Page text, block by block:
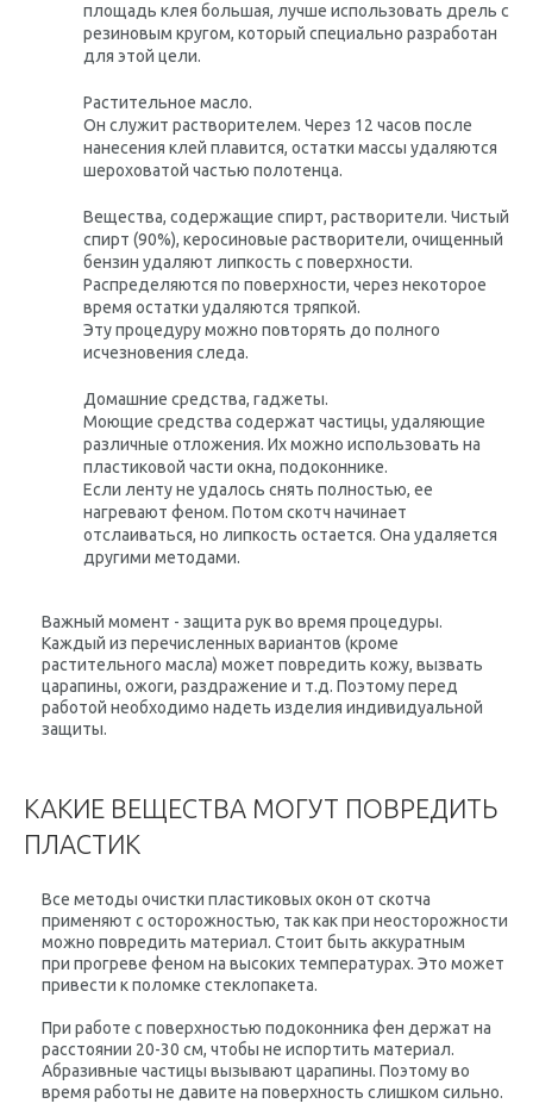
площадь клея большая, лучше использовать дрель с
резиновым кругом, который специально разработан
для этой цели.
Растительное масло.
Он служит растворителем. Через 12 часов после
нанесения клей плавится, остатки массы удаляются
шероховатой частью полотенца.
Вещества, содержащие спирт, растворители. Чистый
спирт (90%), керосиновые растворители, очищенный
бензин удаляют липкость с поверхности.
Распределяются по поверхности, через некоторое
время остатки удаляются тряпкой.
Эту процедуру можно повторять до полного
исчезновения следа.
Домашние средства, гаджеты.
Моющие средства содержат частицы, удаляющие
различные отложения. Их можно использовать на
пластиковой части окна, подоконнике.
Если ленту не удалось снять полностью, ее
нагревают феном. Потом скотч начинает
отслаиваться, но липкость остается. Она удаляется
другими методами.
Важный момент - защита рук во время процедуры.
Каждый из перечисленных вариантов (кроме
растительного масла) может повредить кожу, вызвать
царапины, ожоги, раздражение и т.д. Поэтому перед
работой необходимо надеть изделия индивидуальной
защиты.
КАКИЕ ВЕЩЕСТВА МОГУТ ПОВРЕДИТЬ
ПЛАСТИК
Все методы очистки пластиковых окон от скотча
применяют с осторожностью, так как при неосторожности
можно повредить материал. Стоит быть аккуратным
при прогреве феном на высоких температурах. Это может
привести к поломке стеклопакета.
При работе с поверхностью подоконника фен держат на
расстоянии 20-30 см, чтобы не испортить материал.
Абразивные частицы вызывают царапины. Поэтому во
время работы не давите на поверхность слишком сильно.